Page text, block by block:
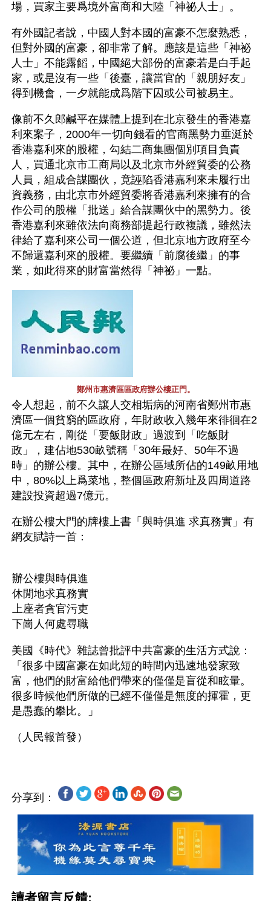
場，買家主要爲境外富商和大陸「神祕人士」。
有外國記者說，中國人對本國的富豪不怎麼熟悉，
但對外國的富豪，卻非常了解。應該是這些「神祕
人士」不能露饀，中國絕大部份的富豪若是白手起
家，或是沒有一些「後臺，讓當官的「親朋好友」
得到機會，一夕就能成爲階下囚或公司被易主。
像前不久郎鹹平在媒體上提到在北京發生的香港嘉
利來案子，2000年一切向錢看的官商黑勢力垂涎於
香港嘉利來的股權，勾結二商集團個別項目負責
人，買通北京市工商局以及北京市外經貿委的公務
人員，組成合謀團伙，竟誣陷香港嘉利來未履行出
資義務，由北京市外經貿委將香港嘉利來擁有的合
作公司的股權「批送」給合謀團伙中的黑勢力。後
香港嘉利來雖依法向商務部提起行政複議，雖然法
律給了嘉利來公司一個公道，但北京地方政府至今
不歸還嘉利來的股權。要繼續「前腐後繼」的事
業，如此得來的財富當然得「神祕」一點。
鄭州市惠濟區區政府辦公樓正門。
令人想起，前不久讓人交相垢病的河南省鄭州市惠
濟區一個貧窮的區政府，年財政收入幾年來徘徊在2
億元左右，剛從「要飯財政」過渡到「吃飯財
政」，建佔地530畝號稱「30年最好、50年不過
時」的辦公樓。其中，在辦公區域所佔的149畝用地
中，80%以上爲菜地，整個區政府新址及四周道路
建設投資超過7億元。
在辦公樓大門的牌樓上書「與時俱進 求真務實」有
網友賦詩一首：
辦公樓與時俱進
休閒地求真務實
上座者貪官污吏
下崗人何處尋職
美國《時代》雜誌曾批評中共富豪的生活方式說：
「很多中國富豪在如此短的時間內迅速地發家致
富，他們的財富給他們帶來的僅僅是盲從和眩暈。
很多時候他們所做的已經不僅僅是無度的揮霍，更
是愚蠢的攀比。」
分享到：
讀者留言反饋: